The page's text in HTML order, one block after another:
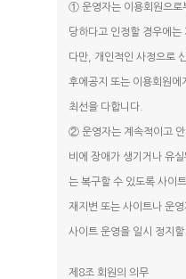
① 운영자는 이용회원으로
당하다고 인정할 경우에는
다만, 개인적인 사정으로
후에공지 또는 이용회원에
최선을 다합니다.
② 운영자는 계속적이고 안
비에 장애가 생기거나 유
는 복구할 수 있도록 사이
재지변 또는 사이트나 운
사이트 운영을 일시 정지할
제8조 회원의 의무